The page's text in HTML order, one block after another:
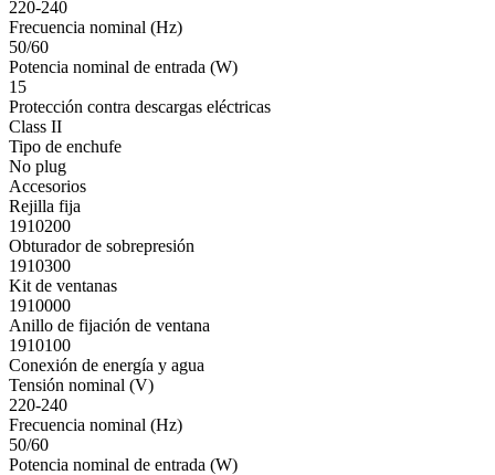
220-240
Frecuencia nominal (Hz)
50/60
Potencia nominal de entrada (W)
15
Protección contra descargas eléctricas
Class II
Tipo de enchufe
No plug
Accesorios
Rejilla fija
1910200
Obturador de sobrepresión
1910300
Kit de ventanas
1910000
Anillo de fijación de ventana
1910100
Conexión de energía y agua
Tensión nominal (V)
220-240
Frecuencia nominal (Hz)
50/60
Potencia nominal de entrada (W)